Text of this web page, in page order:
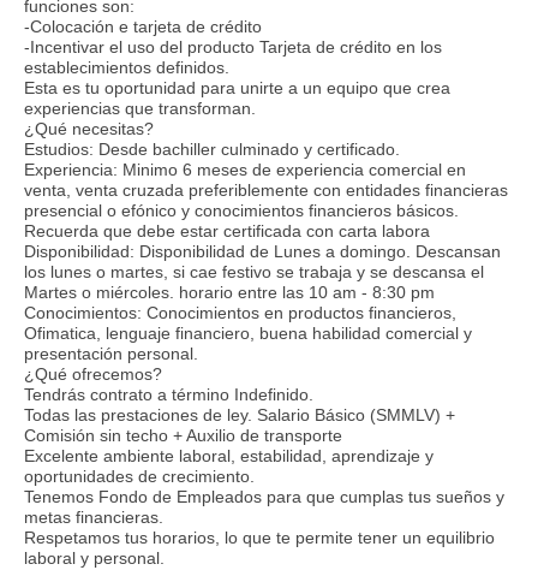
funciones son:
-Colocación e tarjeta de crédito
-Incentivar el uso del producto Tarjeta de crédito en los
establecimientos definidos.
Esta es tu oportunidad para unirte a un equipo que crea
experiencias que transforman.
¿Qué necesitas?
Estudios: Desde bachiller culminado y certificado.
Experiencia: Minimo 6 meses de experiencia comercial en
venta, venta cruzada preferiblemente con entidades financieras
presencial o efónico y conocimientos financieros básicos.
Recuerda que debe estar certificada con carta labora
Disponibilidad: Disponibilidad de Lunes a domingo. Descansan
los lunes o martes, si cae festivo se trabaja y se descansa el
Martes o miércoles. horario entre las 10 am - 8:30 pm
Conocimientos: Conocimientos en productos financieros,
Ofimatica, lenguaje financiero, buena habilidad comercial y
presentación personal.
¿Qué ofrecemos?
Tendrás contrato a término Indefinido.
Todas las prestaciones de ley. Salario Básico (SMMLV) +
Comisión sin techo + Auxilio de transporte
Excelente ambiente laboral, estabilidad, aprendizaje y
oportunidades de crecimiento.
Tenemos Fondo de Empleados para que cumplas tus sueños y
metas financieras.
Respetamos tus horarios, lo que te permite tener un equilibrio
laboral y personal.